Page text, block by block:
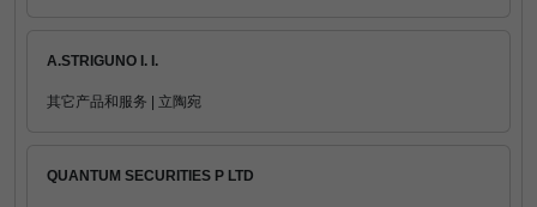
A.STRIGUNO I. I.
其它产品和服务 | 立陶宛
QUANTUM SECURITIES P LTD